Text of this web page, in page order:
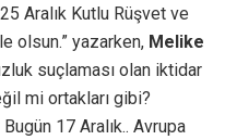
Aralık Kutlu Rüşvet ve
olsun.” yazarken, Melike
suçlaması olan iktidar
mi ortakları gibi?
17 Aralık.. Avrupa